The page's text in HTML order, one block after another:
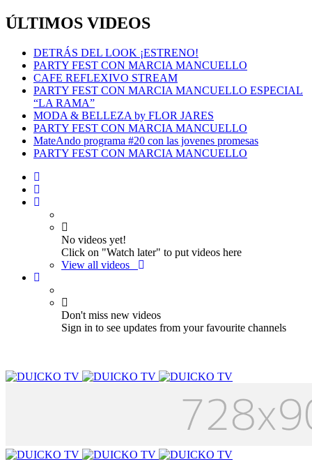
ÚLTIMOS VIDEOS
DETRÁS DEL LOOK ¡ESTRENO!
PARTY FEST CON MARCIA MANCUELLO
CAFE REFLEXIVO STREAM
PARTY FEST CON MARCIA MANCUELLO ESPECIAL
“LA RAMA”
MODA & BELLEZA by FLOR JARES
PARTY FEST CON MARCIA MANCUELLO
MateAndo programa #20 con las jovenes promesas
PARTY FEST CON MARCIA MANCUELLO
No videos yet!
Click on "Watch later" to put videos here
View all videos
Don't miss new videos
Sign in to see updates from your favourite channels